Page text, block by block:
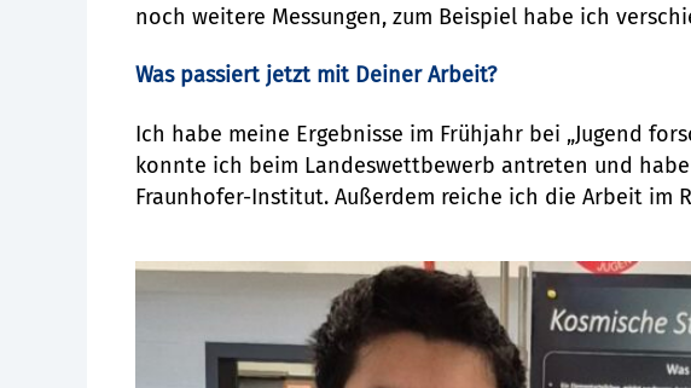
noch weitere Messungen, zum Beispiel habe ich
Was passiert jetzt mit Deiner Arbeit?
Ich habe meine Ergebnisse im Frühjahr bei „Jugend
konnte ich beim Landeswettbewerb antreten und
Fraunhofer-Institut. Außerdem reiche ich die Arbeit im